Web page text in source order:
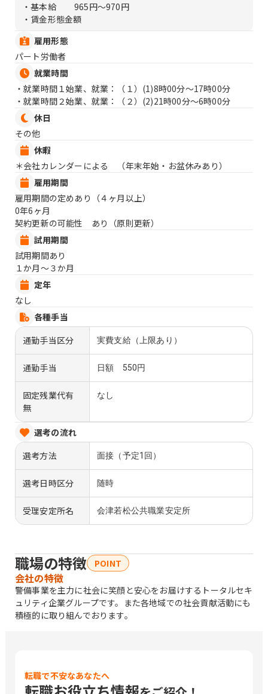
・基本給
965円〜970円
・賃金形態金額
雇用形態
パート労働者
就業時間
・就業時間１始業、就業：（１） (1)8時00分〜17時00分
・就業時間２始業、就業：（２） (2)21時00分〜6時00分
休日
その他
休暇
＊会社カレンダーによる （年末年始・お盆休みあり）
雇用期間
雇用期間の定めあり（４ヶ月以上）
0年6ヶ月
契約更新の可能性 あり（原則更新）
試用期間
試用期間あり
１か月〜３か月
定年
なし
各種手当
通勤手当区分
実費支給（上限あり）
通勤手当 日額 550円
固定残業代有
無
なし
選考の流れ
選考方法
面接（予定1回）
選考日時区分 随時
受理安定所名 会津若松公共職業安定所
職場の特徴 POINT
会社の特徴
警備事業を主力に社会に笑顔と安心をお届けするトータルセキ
ュリティ企業グループです。また各地域での社会貢献活動にも
積極的に取り組んでおります。
転職で不安なあなたへ